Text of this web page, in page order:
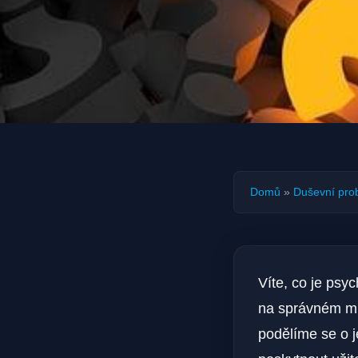
Domů » Duševní
Víte, co je
na správném
podělíme se o